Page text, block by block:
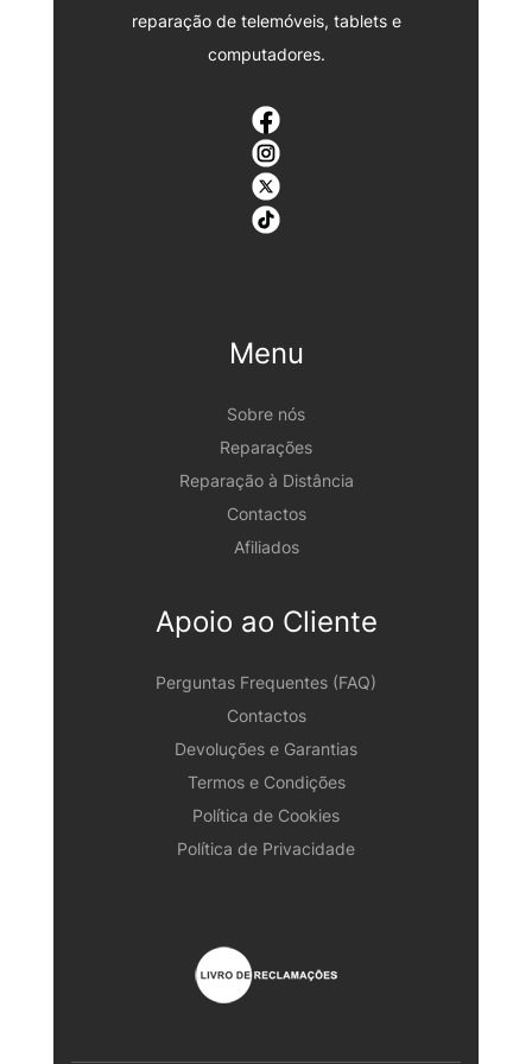
reparação de telemóveis, tablets e
computadores.
Menu
Sobre nós
Reparações
Reparação à Distância
Contactos
Afiliados
Apoio ao Cliente
Perguntas Frequentes (FAQ)
Contactos
Devoluções e Garantias
Termos e Condições
Política de Cookies
Política de Privacidade